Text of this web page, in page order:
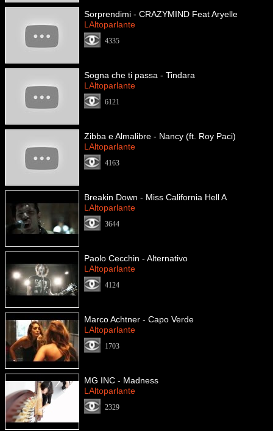
Sorprendimi - CRAZYMIND Feat Aryelle
LAltoparlante
4335
Sogna che ti passa - Tindara
LAltoparlante
6121
Zibba e Almalibre - Nancy (ft. Roy Paci)
LAltoparlante
4163
Breakin Down - Miss California Hell A
LAltoparlante
3644
Paolo Cecchin - Alternativo
LAltoparlante
4124
Marco Achtner - Capo Verde
LAltoparlante
1703
MG INC - Madness
LAltoparlante
2329